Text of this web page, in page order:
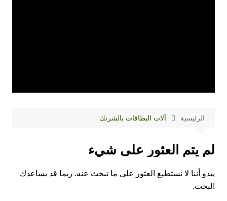
الرئيسية آلات البطاقات بالشرنك
لم يتم العثور على شيء
يبدو أننا لا نستطيع العثور على ما تبحث عنه. ربما قد يساعدك
البحث.